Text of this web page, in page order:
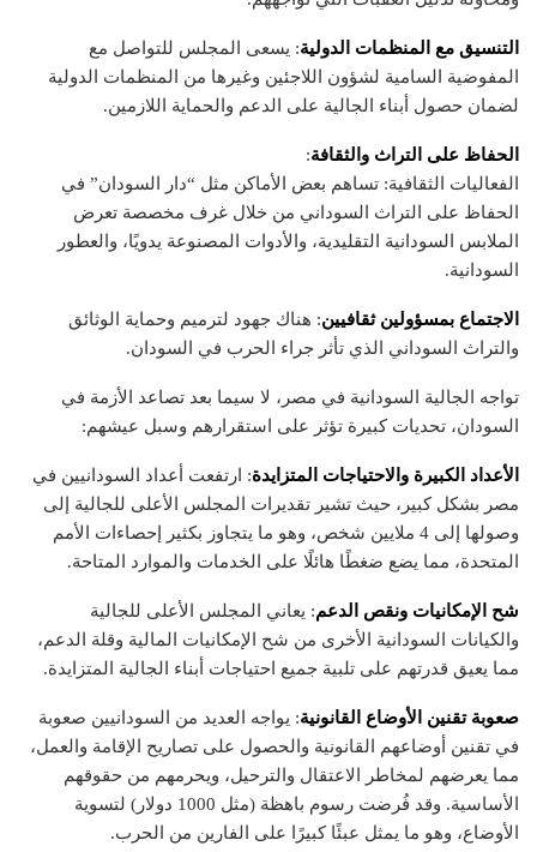
التنسيق مع المنظمات الدولية: يسعى المجلس للتواصل مع
المفوضية السامية لشؤون اللاجئين وغيرها من المنظمات الدولية
لضمان حصول أبناء الجالية على الدعم والحماية اللازمين.
الحفاظ على التراث والثقافة:
الفعاليات الثقافية: تساهم بعض الأماكن مثل “دار السودان” في
الحفاظ على التراث السوداني من خلال غرف مخصصة تعرض
الملابس السودانية التقليدية، والأدوات المصنوعة يدويًا، والعطور
السودانية.
الاجتماع بمسؤولين ثقافيين: هناك جهود لترميم وحماية الوثائق
والتراث السوداني الذي تأثر جراء الحرب في السودان.
تواجه الجالية السودانية في مصر، لا سيما بعد تصاعد الأزمة في
السودان، تحديات كبيرة تؤثر على استقرارهم وسبل عيشهم:
الأعداد الكبيرة والاحتياجات المتزايدة: ارتفعت أعداد السودانيين في
مصر بشكل كبير، حيث تشير تقديرات المجلس الأعلى للجالية إلى
وصولها إلى 4 ملايين شخص، وهو ما يتجاوز بكثير إحصاءات الأمم
المتحدة، مما يضع ضغطًا هائلًا على الخدمات والموارد المتاحة.
شح الإمكانيات ونقص الدعم: يعاني المجلس الأعلى للجالية
والكيانات السودانية الأخرى من شح الإمكانيات المالية وقلة الدعم،
مما يعيق قدرتهم على تلبية جميع احتياجات أبناء الجالية المتزايدة.
صعوبة تقنين الأوضاع القانونية: يواجه العديد من السودانيين صعوبة
في تقنين أوضاعهم القانونية والحصول على تصاريح الإقامة والعمل،
مما يعرضهم لمخاطر الاعتقال والترحيل، ويحرمهم من حقوقهم
الأساسية. وقد فُرضت رسوم باهظة (مثل 1000 دولار) لتسوية
الأوضاع، وهو ما يمثل عبئًا كبيرًا على الفارين من الحرب.